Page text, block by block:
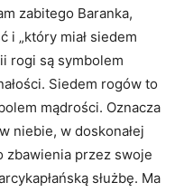
zabitego Baranka,
i „który miał siedem
rogi są symbolem
Siedem rogów to
mądrości. Oznacza
niebie, w doskonałej
zbawienia przez swoje
służbę. Ma